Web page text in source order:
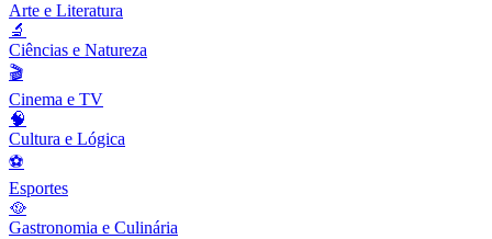
Arte e Literatura
🔬
Ciências e Natureza
🎬
Cinema e TV
🧠
Cultura e Lógica
⚽
Esportes
🥘
Gastronomia e Culinária